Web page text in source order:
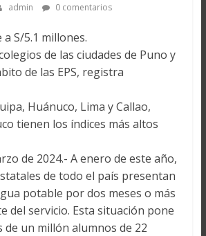
admin 0 comentarios
a S/5.1 millones.
de las ciudades de Puno y
de las EPS, registra
Huánuco, Lima y Callao,
tienen los índices más altos
de 2024.- A enero de este año,
de todo el país presentan
potable por dos meses o más
del servicio. Esta situación pone
de un millón alumnos de 22